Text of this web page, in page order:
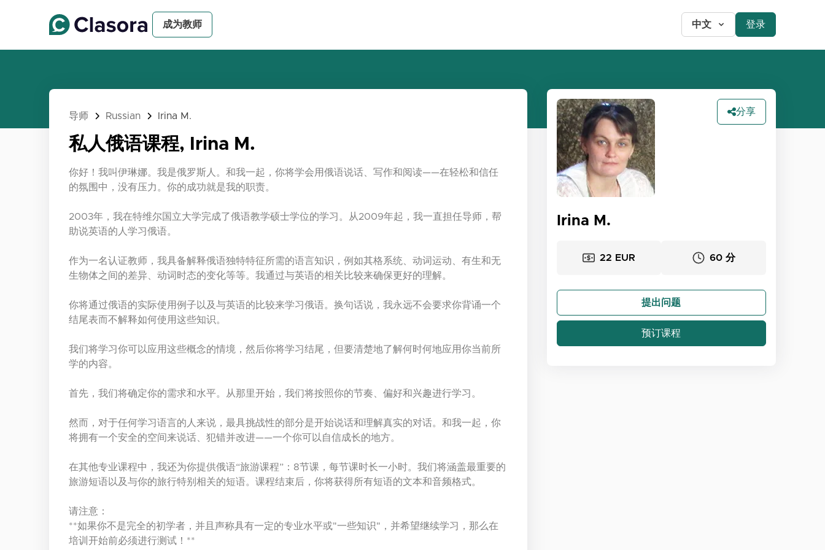
成为教师 中文 登录
导师 Russian Irina M.
私人俄语课程, Irina M.
你好！我叫伊琳娜。我是俄罗斯人。和我一起，你将学会用俄语说话、写作和阅读——在轻松和信任
的氛围中，没有压力。你的成功就是我的职责。
2003年，我在特维尔国立大学完成了俄语教学硕士学位的学习。从2009年起，我一直担任导师，帮
助说英语的人学习俄语。
作为一名认证教师，我具备解释俄语独特特征所需的语言知识，例如其格系统、动词运动、有生和无
生物体之间的差异、动词时态的变化等等。我通过与英语的相关比较来确保更好的理解。
你将通过俄语的实际使用例子以及与英语的比较来学习俄语。换句话说，我永远不会要求你背诵一个
结尾表而不解释如何使用这些知识。
我们将学习你可以应用这些概念的情境，然后你将学习结尾，但要清楚地了解何时何地应用你当前所
学的内容。
首先，我们将确定你的需求和水平。从那里开始，我们将按照你的节奏、偏好和兴趣进行学习。
然而，对于任何学习语言的人来说，最具挑战性的部分是开始说话和理解真实的对话。和我一起，你
将拥有一个安全的空间来说话、犯错并改进——一个你可以自信成长的地方。
在其他专业课程中，我还为你提供俄语“旅游课程”：8节课，每节课时长一小时。我们将涵盖最重要的
旅游短语以及与你的旅行特别相关的短语。课程结束后，你将获得所有短语的文本和音频格式。
请注意：
**如果你不是完全的初学者，并且声称具有一定的专业水平或"一些知识"，并希望继续学习，那么在
培训开始前必须进行测试！**
Irina M.
分享
22 EUR 60 分
提出问题
预订课程